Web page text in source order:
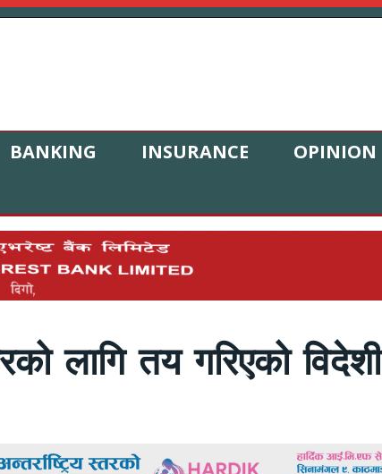
BANKING INSURANCE OPINION
लागि तय गरिएको विदेशी